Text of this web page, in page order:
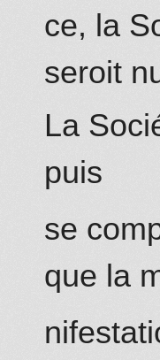
ce, la
seroit
La
puis
se
que la